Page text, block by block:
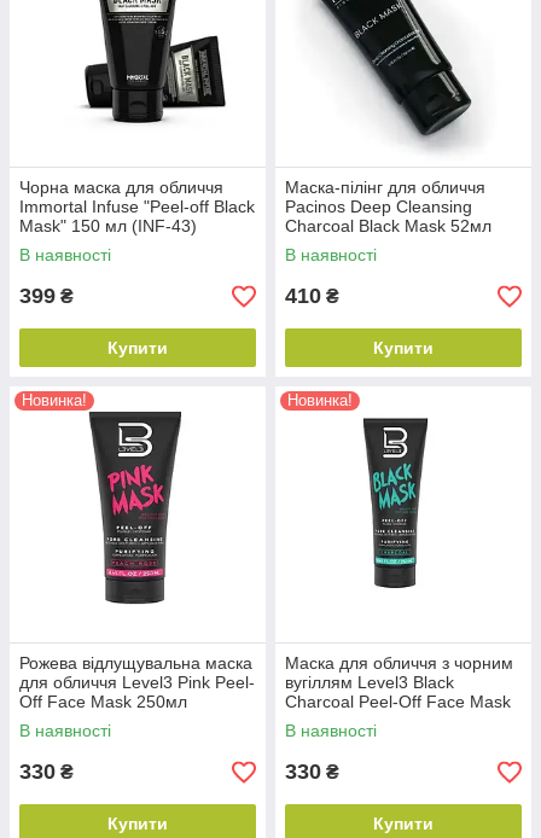
Чорна маска для обличчя
Immortal Infuse "Peel-off Black
Mask" 150 мл (INF-43)
В наявності
399 ₴
Купити
Маска-пілінг для обличчя
Pacinos Deep Cleansing
Charcoal Black Mask 52мл
(10801050)
В наявності
410 ₴
Купити
Новинка!
Рожева відлущувальна маска
для обличчя Level3 Pink Peel-
Off Face Mask 250мл
(10801054)
В наявності
330 ₴
Купити
Новинка!
Маска для обличчя з чорним
вугіллям Level3 Black
Charcoal Peel-Off Face Mask
250мл (10801053)
В наявності
330 ₴
Купити